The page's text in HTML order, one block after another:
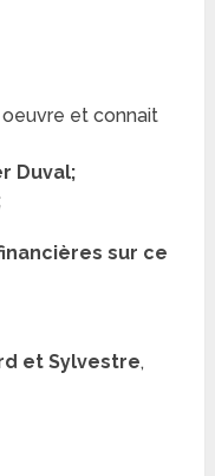
oeuvre et connait
Duval;
sur ce
et Sylvestre,